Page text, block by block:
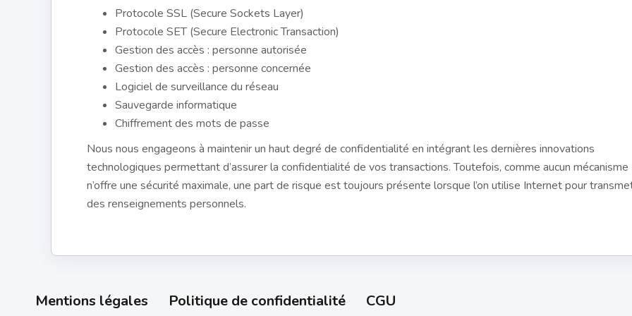
Protocole SSL (Secure Sockets Layer)
Protocole SET (Secure Electronic Transaction)
Gestion des accès : personne autorisée
Gestion des accès : personne concernée
Logiciel de surveillance du réseau
Sauvegarde informatique
Chiffrement des mots de passe
Nous nous engageons à maintenir un haut degré de confidentialité en intégrant les dernières innovations
technologiques permettant d’assurer la confidentialité de vos transactions. Toutefois, comme aucun mécanisme
n’offre une sécurité maximale, une part de risque est toujours présente lorsque l’on utilise Internet pour
des renseignements personnels.
Mentions légales Politique de confidentialité CGU